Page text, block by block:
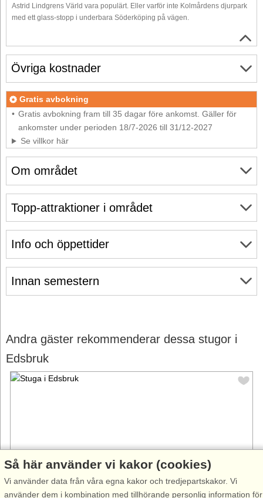
Astrid Lindgrens Värld vara populärt. Eller varför inte Kolmårdens djurpark
med ett glass-stopp i underbara Söderköping på vägen.
Om området
Info och öppettider
Innan semestern
Övriga kostnader
Gratis avbokning
Gratis avbokning fram till 35 dagar före ankomst. Gäller för
ankomster under perioden 18/7-2026 till 31/12-2027
Se villkor här
Topp-attraktioner i området
Andra gäster rekommenderar dessa stugor i
Edsbruk
Så här använder vi kakor (cookies)
Vi använder data från våra egna kakor och tredjepartskakor. Vi
använder dem i kombination med tillhörande personlig information för